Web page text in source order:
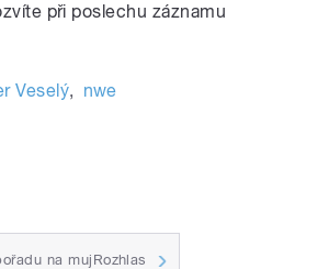
při poslechu záznamu
Veselý, nwe
na mujRozhlas